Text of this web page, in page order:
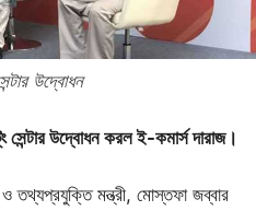
উদ্বোধন
উদ্বোধন করল ই-কমার্স দারাজ।
ও তথ্যপ্রযুক্তি মন্ত্রী, মোস্তফা জব্বার